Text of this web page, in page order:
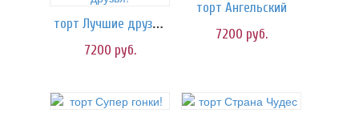
торт Лучшие друзья!
7200 руб.
торт Ангельский
7200 руб.